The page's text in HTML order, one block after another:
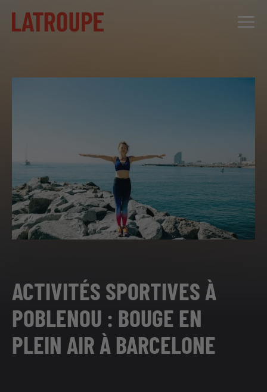
DESTINATIONS
ÉVÉNEMENTS
GROUPES
ACTIVITÉS SPORTIVES À
POBLENOU : BOUGE EN
PLEIN AIR À BARCELONE